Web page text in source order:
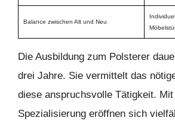
Balance zwischen Alt und Neu
Die Ausbildung zum Polsterer
drei Jahre. Sie vermittelt das
diese anspruchsvolle Tätigkeit. Mit
Spezialisierung eröffnen sich